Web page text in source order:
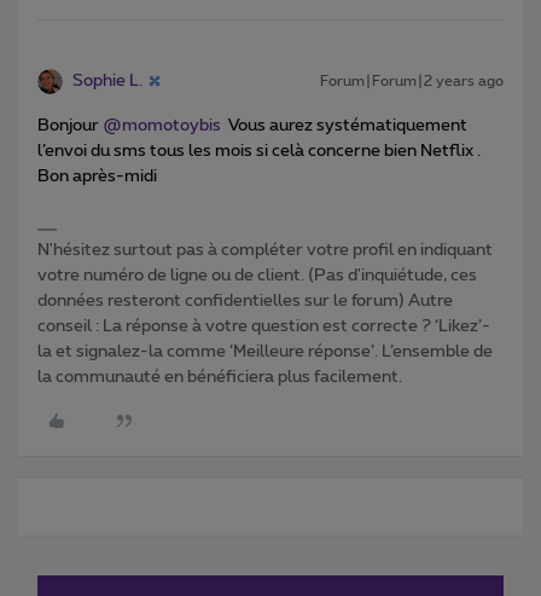
Sophie L. Forum|Forum|2 years ago
Bonjour @momotoybis Vous aurez systématiquement
l’envoi du sms tous les mois si celà concerne bien Netflix .
Bon après-midi
N'hésitez surtout pas à compléter votre profil en indiquant
votre numéro de ligne ou de client. (Pas d'inquiétude, ces
données resteront confidentielles sur le forum) Autre
conseil : La réponse à votre question est correcte ? ‘Likez’-
la et signalez-la comme ‘Meilleure réponse’. L’ensemble de
la communauté en bénéficiera plus facilement.